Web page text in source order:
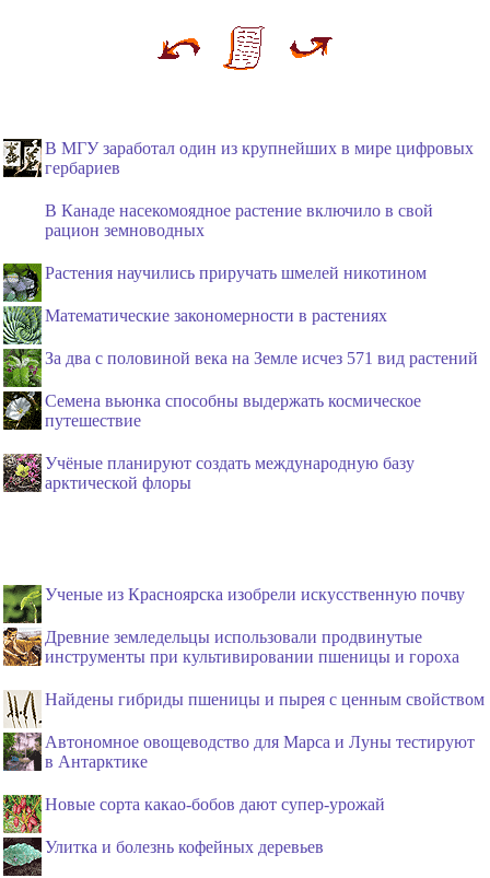
В МГУ заработал один из крупнейших в мире цифровых
гербариев
В Канаде насекомоядное растение включило в свой
рацион земноводных
Растения научились приручать шмелей никотином
Математические закономерности в растениях
За два с половиной века на Земле исчез 571 вид растений
Семена вьюнка способны выдержать космическое
путешествие
Учёные планируют создать международную базу
арктической флоры
Ученые из Красноярска изобрели искусственную почву
Древние земледельцы использовали продвинутые
инструменты при культивировании пшеницы и гороха
Найдены гибриды пшеницы и пырея с ценным свойством
Автономное овощеводство для Марса и Луны тестируют
в Антарктике
Новые сорта какао-бобов дают супер-урожай
Улитка и болезнь кофейных деревьев